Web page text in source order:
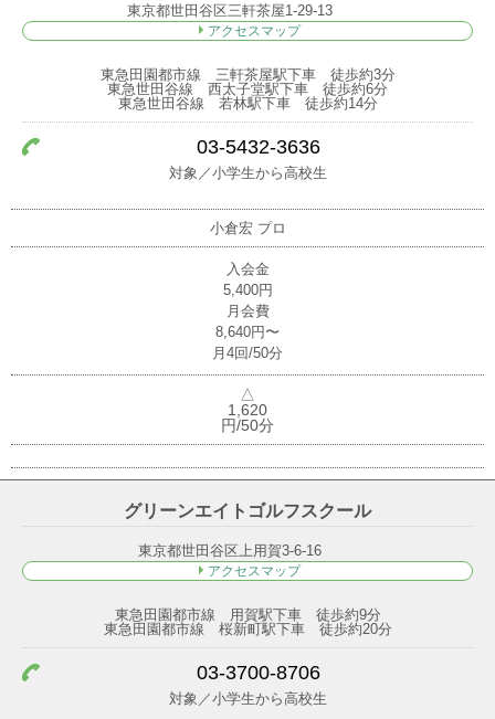
東京都世田谷区三軒茶屋1-29-13
アクセスマップ
東急田園都市線 三軒茶屋駅下車 徒歩約3分
東急世田谷線 西太子堂駅下車 徒歩約6分
東急世田谷線 若林駅下車 徒歩約14分
03-5432-3636
対象／小学生から高校生
小倉宏プロ
入会金
5,400円
月会費
8,640円〜
月4回/50分
△
1,620
円/50分
グリーンエイトゴルフスクール
東京都世田谷区上用賀3-6-16
アクセスマップ
東急田園都市線 用賀駅下車 徒歩約9分
東急田園都市線 桜新町駅下車 徒歩約20分
03-3700-8706
対象／小学生から高校生